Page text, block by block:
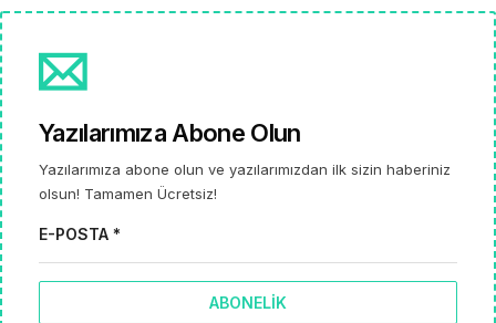
Yazılarımıza Abone Olun
Yazılarımıza abone olun ve yazılarımızdan ilk sizin haberiniz
olsun! Tamamen Ücretsiz!
E-POSTA *
ABONELIK